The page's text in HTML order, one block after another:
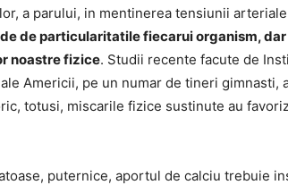
a parului, in mentinerea tensiunii
de particularitatile fiecarui organism,
noastre fizice. Studii recente facute de
Americii, pe un numar de tineri gimnasti,
totusi, miscarile fizice sustinute au
puternice, aportul de calciu trebuie